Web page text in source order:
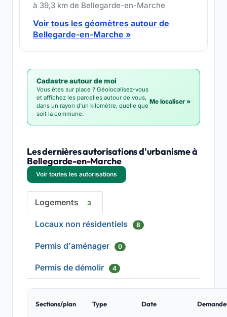
à 39,3 km de Bellegarde-en-Marche
Voir tous les géomètres autour de
Bellegarde-en-Marche »
Cadastre autour de moi
Vous êtes sur place ? Géolocalisez-vous
et affichez les parcelles autour de vous,
dans un rayon d'un kilomètre, quelle que
soit la commune.
Me localiser »
Les dernières autorisations d'urbanisme à
Bellegarde-en-Marche
Voir toutes les autorisations
Logements 3
Locaux non résidentiels 8
Permis d'aménager 0
Permis de démolir 4
Sections/plan Type Date